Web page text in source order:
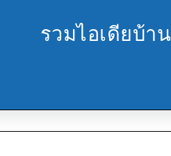
รวมไอเดียบ้าน